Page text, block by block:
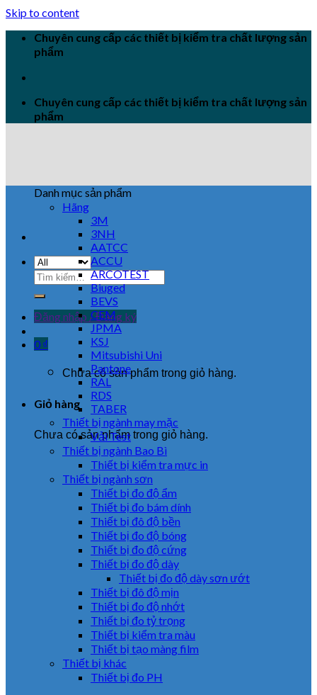
Skip to content
Chuyên cung cấp các thiết bị kiểm tra chất lượng sản
phẩm
Chuyên cung cấp các thiết bị kiểm tra chất lượng sản
phẩm
Đăng nhập / Đăng ký
0 ₫
Chưa có sản phẩm trong giỏ hàng.
Giỏ hàng
Chưa có sản phẩm trong giỏ hàng.
Danh mục sản phẩm
Hãng
3M
3NH
AATCC
ACCU
ARCOTEST
Biuged
BEVS
CEM
JPMA
KSJ
Mitsubishi Uni
Pantone
RAL
RDS
TABER
Thiết bị ngành may mặc
Vải Test
Thiết bị ngành Bao Bì
Thiết bị kiểm tra mực in
Thiết bị ngành sơn
Thiết bị đo độ ẩm
Thiết bị đo bám dính
Thiết bị đô độ bền
Thiết bị đo độ bóng
Thiết bị đo độ cứng
Thiết bị đo độ dày
Thiết bị đo độ dày sơn ướt
Thiết bị đô độ mịn
Thiết bị đo độ nhớt
Thiết bị đo tỷ trọng
Thiết bị kiểm tra màu
Thiết bị tạo màng film
Thiết bị khác
Thiết bị đo PH